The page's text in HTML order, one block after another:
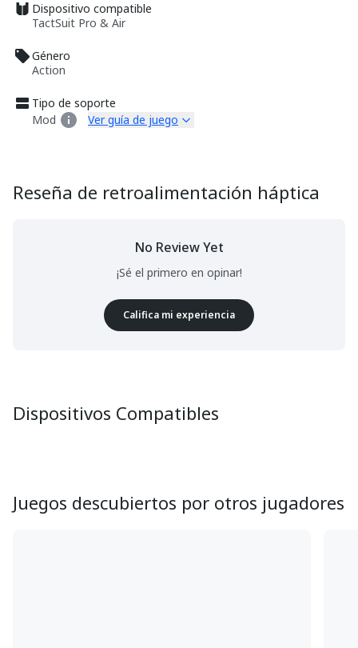
Dispositivo compatible
TactSuit Pro & Air
Género
Action
Tipo de soporte
Mod
Ver guía de juego
Reseña de retroalimentación háptica
No Review Yet
¡Sé el primero en opinar!
Califica mi experiencia
Dispositivos Compatibles
Juegos descubiertos por otros jugadores